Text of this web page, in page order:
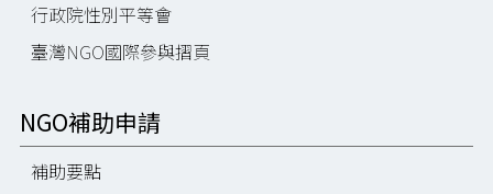
行政院性別平等會
臺灣NGO國際參與摺頁
NGO補助申請
補助要點